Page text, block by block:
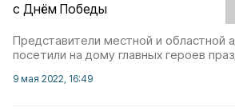
с Днём Победы
Представители местной и областной
посетили на дому главных героев
9 мая 2022, 16:49